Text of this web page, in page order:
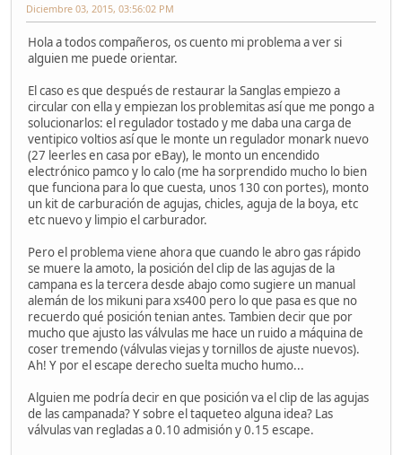
Diciembre 03, 2015, 03:56:02 PM
Hola a todos compañeros, os cuento mi problema a ver si
alguien me puede orientar.
El caso es que después de restaurar la Sanglas empiezo a
circular con ella y empiezan los problemitas así que me pongo a
solucionarlos: el regulador tostado y me daba una carga de
ventipico voltios así que le monte un regulador monark nuevo
(27 leerles en casa por eBay), le monto un encendido
electrónico pamco y lo calo (me ha sorprendido mucho lo bien
que funciona para lo que cuesta, unos 130 con portes), monto
un kit de carburación de agujas, chicles, aguja de la boya, etc
etc nuevo y limpio el carburador.
Pero el problema viene ahora que cuando le abro gas rápido
se muere la amoto, la posición del clip de las agujas de la
campana es la tercera desde abajo como sugiere un manual
alemán de los mikuni para xs400 pero lo que pasa es que no
recuerdo qué posición tenian antes. Tambien decir que por
mucho que ajusto las válvulas me hace un ruido a máquina de
coser tremendo (válvulas viejas y tornillos de ajuste nuevos).
Ah! Y por el escape derecho suelta mucho humo...
Alguien me podría decir en que posición va el clip de las agujas
de las campanada? Y sobre el taqueteo alguna idea? Las
válvulas van regladas a 0.10 admisión y 0.15 escape.